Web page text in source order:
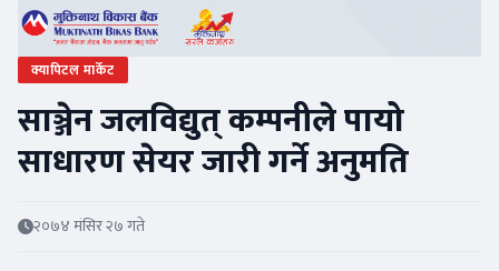
क्यापिटल मार्केट
साञ्जेन जलविद्युत् कम्पनीले पायो
साधारण सेयर जारी गर्ने अनुमति
२०७४ मंसिर २७ गते